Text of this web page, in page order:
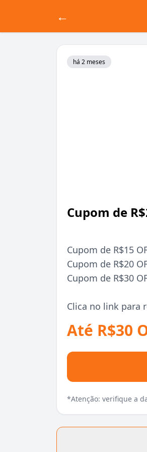
←
há 2 meses
Cupom de
Cupom de R$15
Cupom de R$20
Cupom de R$30
Clica no link para
Até R$30
*Atenção: verifique a